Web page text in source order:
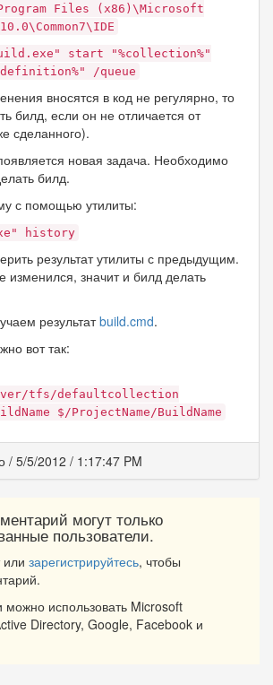
Files (x86)\Microsoft
start "%collection%"
/queue
вносятся в код не регулярно, то
билд, если он не отличается от
сделанного).
новая задача. Необходимо
билд.
с помощью утилиты:
history
результат утилиты с предыдущим.
изменился, значит и билд делать
результатbuild.cmd.
вот так:
tfs/defaultcollection
$/ProjectName/BuildName
/ 5/5/2012 / 1:17:47 PM
могут только
пользователи.
или зарегистрируйтесь, чтобы
можно использовать Microsoft
Directory, Google, Facebook и